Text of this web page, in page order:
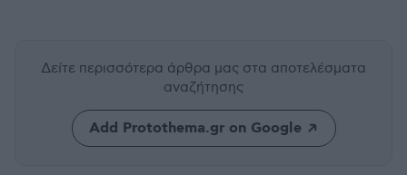
Δείτε περισσότερα άρθρα μας στα αποτελέσματα
αναζήτησης
Add Protothema.gr on Google